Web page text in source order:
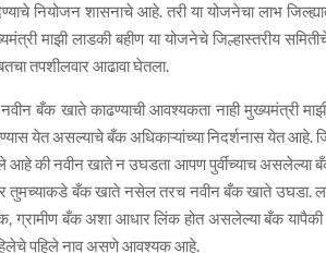
नियोजन शासनाचे आहे. तरी या योजनेचा लाभ
माझी लाडकी बहीण या योजनेचे जिल्हास्तरीय
तपशीलवार आढावा घेतला.
बँक खाते काढण्याची आवश्यकता नाही मुख्यमंत्री
येत असल्याचे बँक अधिकाऱ्यांच्या निदर्शनास येत आहे.
आहे की नवीन खाते न उघडता आपण पुर्वीच्याच असलेल्या
तुमच्याकडे बँक खाते नसेल तरच नवीन बँक खाते उघडा.
ग्रामीण बँक अशा आधार लिंक होत असलेल्या बँक
पहिले नाव असणे आवश्यक आहे.